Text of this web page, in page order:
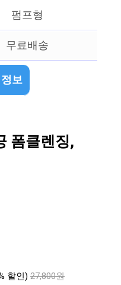
펌프형
무료배송
보
폼클렌징,
할인) 27,800원